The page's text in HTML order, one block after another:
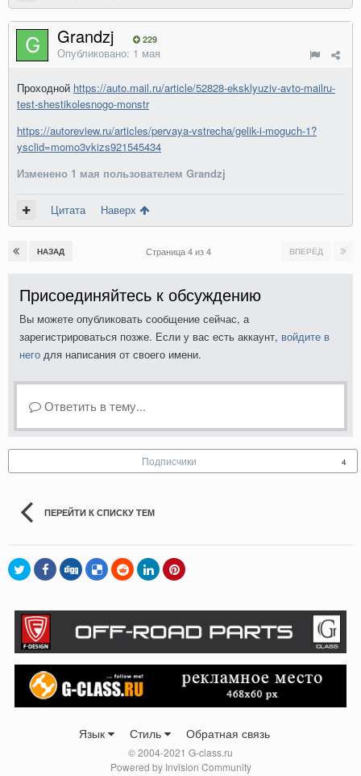
Grandzj 229
Опубликовано: 1 мая
Проходной https://auto.mail.ru/article/52828-eksklyuziv-avto-mailru-
test-shestikolesnogo-monstr
https://autoreview.ru/articles/pervaya-vstrecha/gelik-i-moguch-1?
ysclid=momo3vkizs921545434
Изменено 1 мая пользователем Grandzj
Цитата Наверх
НАЗАД ВПЕРЁД
Страница 4 из 4
Присоединяйтесь к обсуждению
Вы можете опубликовать сообщение сейчас, а
зарегистрироваться позже. Если у вас есть аккаунт, войдите в
него для написания от своего имени.
Ответить в тему...
Подписчики 4
ПЕРЕЙТИ К СПИСКУ ТЕМ
Язык Стиль Обратная связь
© 2004-2021 G-class.ru
Powered by Invision Community